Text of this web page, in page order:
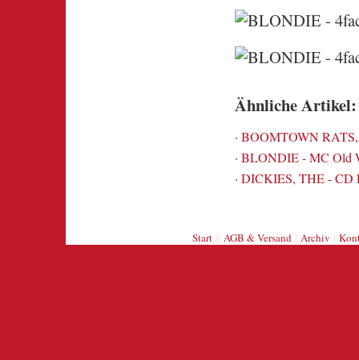
Ähnliche Artikel:
· BOOMTOWN
· BLONDIE - MC Old
· DICKIES, THE - CD
Start|| AGB & Versand| Archiv |